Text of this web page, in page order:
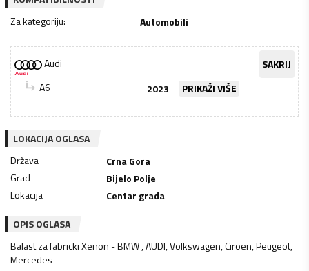
Za kategoriju: Automobili
Audi
SAKRIJ
A6
2023 PRIKAŽI VIŠE
LOKACIJA OGLASA
Država
Crna Gora
Grad
Bijelo Polje
Lokacija
Centar grada
OPIS OGLASA
Balast za fabricki Xenon - BMW , AUDI, Volkswagen, Ciroen, Peugeot,
Mercedes